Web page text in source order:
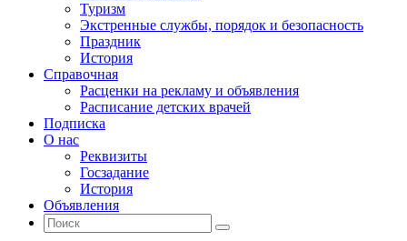
Туризм
Экстренные службы, порядок и безопасность
Праздник
История
Справочная
Расценки на рекламу и объявления
Расписание детских врачей
Подписка
О нас
Реквизиты
Госзадание
История
Объявления
Поиск
Искать:
Поиск